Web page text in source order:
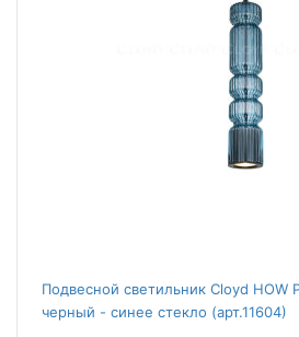
Подвесной светильник Cloyd HOW
черный - синее стекло (арт.11604)